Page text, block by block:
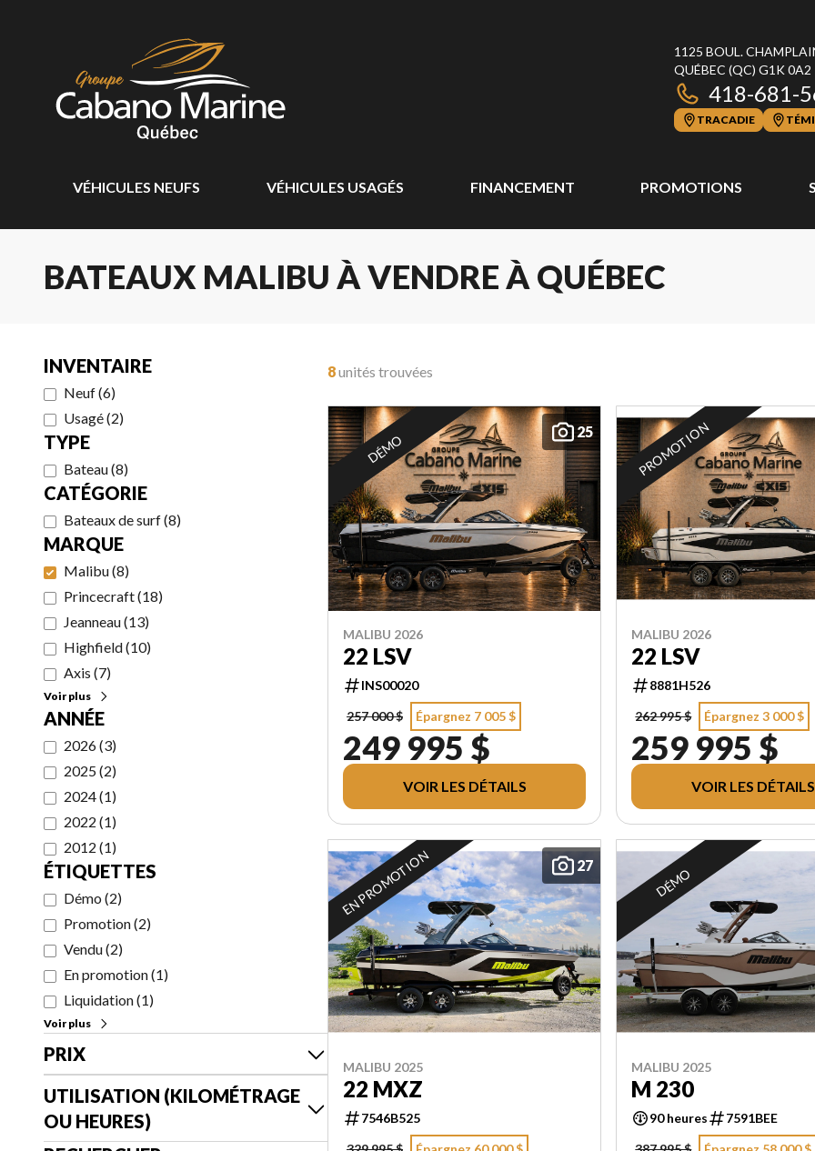
1125 BOUL.
QUÉBEC (QC) G1K 0A2
418-681-
TRACADIE
VÉHICULES NEUFS VÉHICULES USAGÉS FINANCEMENT PROMOTIONS
BATEAUX MALIBU À VENDRE À QUÉBEC
INVENTAIRE
Neuf(6)
Usagé(2)
TYPE
Bateau(8)
CATÉGORIE
Bateaux de surf(8)
MARQUE
Malibu(8)
Princecraft(18)
Jeanneau(13)
Highfield(10)
Axis (7)
Voir plus
ANNÉE
2026(3)
2025(2)
2024(1)
2022 (1)
2012 (1)
ÉTIQUETTES
Démo (2)
Promotion(2)
Vendu(2)
En promotion(1)
Liquidation(1)
Voir plus
PRIX
UTILISATION (KILOMÉTRAGE
OU HEURES)
8unités trouvées
25
DÉMO
MALIBU 2026
22 LSV
INS00020
257 000 $
Épargnez 7 005 $
249 995 $
VOIR LES DÉTAILS
PROMOTION
MALIBU 2026
22 LSV
8881H526
262 995 $
Épargnez 3 000 $
259 995 $
VOIR LES DÉTAILS
27
EN PROMOTION
MALIBU 2025
22 MXZ
7546B525
DÉMO
MALIBU 2025
M 230
90 heures
7591BEE